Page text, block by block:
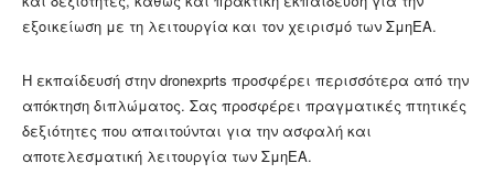
εξοικείωση με τη λειτουργία και τον χειρισμό των ΣμηΕΑ.
Η εκπαίδευσή στην dronexprts προσφέρει περισσότερα από την
απόκτηση διπλώματος. Σας προσφέρει πραγματικές πτητικές
δεξιότητες που απαιτούνται για την ασφαλή και
αποτελεσματική λειτουργία των ΣμηΕΑ.